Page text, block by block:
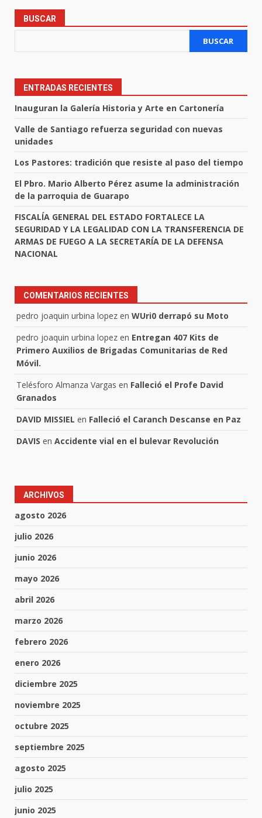
BUSCAR
BUSCAR
ENTRADAS RECIENTES
Inauguran la Galería Historia y Arte en Cartonería
Valle de Santiago refuerza seguridad con nuevas
unidades
Los Pastores: tradición que resiste al paso del tiempo
El Pbro. Mario Alberto Pérez asume la administración
de la parroquia de Guarapo
FISCALÍA GENERAL DEL ESTADO FORTALECE LA
SEGURIDAD Y LA LEGALIDAD CON LA TRANSFERENCIA DE
ARMAS DE FUEGO A LA SECRETARÍA DE LA DEFENSA
NACIONAL
COMENTARIOS RECIENTES
pedro joaquin urbina lopez en WUri0 derrapó su Moto
pedro joaquin urbina lopez en Entregan 407 Kits de
Primero Auxilios de Brigadas Comunitarias de Red
Móvil.
Telésforo Almanza Vargas en Falleció el Profe David
Granados
DAVID MISSIEL en Falleció el Caranch Descanse en Paz
DAVIS en Accidente vial en el bulevar Revolución
ARCHIVOS
agosto 2026
julio 2026
junio 2026
mayo 2026
abril 2026
marzo 2026
febrero 2026
enero 2026
diciembre 2025
noviembre 2025
octubre 2025
septiembre 2025
agosto 2025
julio 2025
junio 2025